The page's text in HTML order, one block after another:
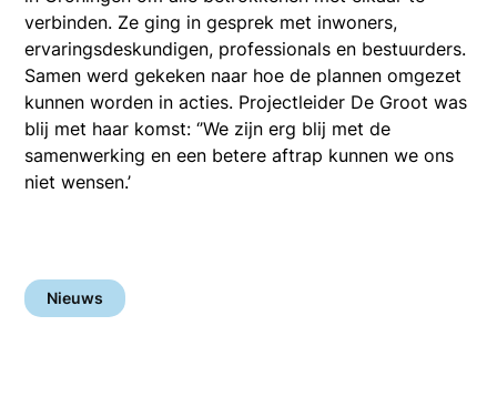
verbinden. Ze ging in gesprek met inwoners,
ervaringsdeskundigen, professionals en bestuurders.
Samen werd gekeken naar hoe de plannen omgezet
kunnen worden in acties. Projectleider De Groot was
blij met haar komst: ‘’We zijn erg blij met de
samenwerking en een betere aftrap kunnen we ons
niet wensen.’
Nieuws